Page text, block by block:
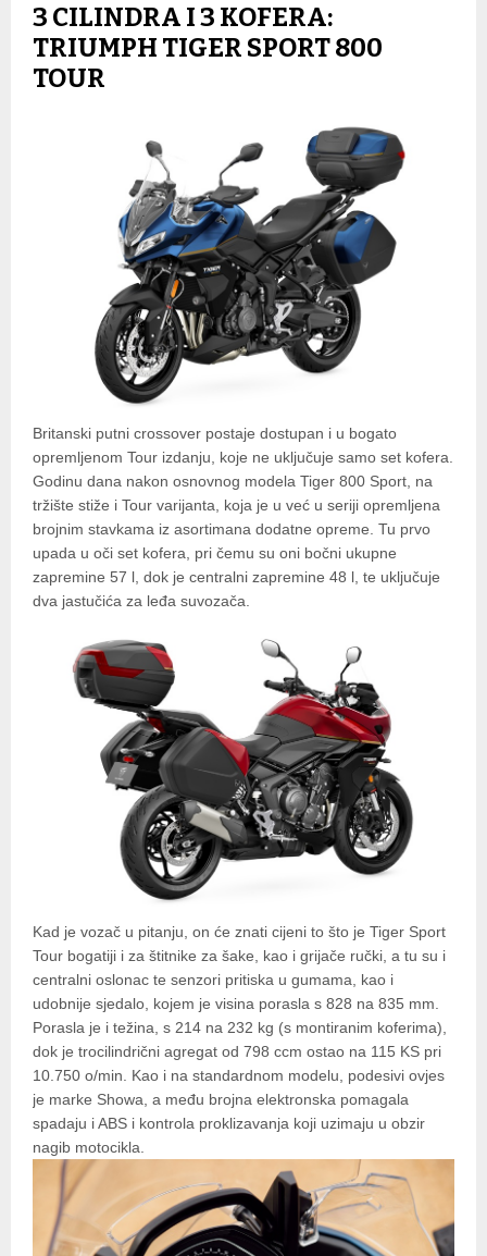
3 CILINDRA I 3 KOFERA:
TRIUMPH TIGER SPORT 800
TOUR
Britanski putni crossover postaje dostupan i u bogato
opremljenom Tour izdanju, koje ne uključuje samo set kofera.
Godinu dana nakon osnovnog modela Tiger 800 Sport, na
tržište stiže i Tour varijanta, koja je u već u seriji opremljena
brojnim stavkama iz asortimana dodatne opreme. Tu prvo
upada u oči set kofera, pri čemu su oni bočni ukupne
zapremine 57 l, dok je centralni zapremine 48 l, te uključuje
dva jastučića za leđa suvozača.
Kad je vozač u pitanju, on će znati cijeni to što je Tiger Sport
Tour bogatiji i za štitnike za šake, kao i grijače ručki, a tu su i
centralni oslonac te senzori pritiska u gumama, kao i
udobnije sjedalo, kojem je visina porasla s 828 na 835 mm.
Porasla je i težina, s 214 na 232 kg (s montiranim koferima),
dok je trocilindrični agregat od 798 ccm ostao na 115 KS pri
10.750 o/min. Kao i na standardnom modelu, podesivi ovjes
je marke Showa, a među brojna elektronska pomagala
spadaju i ABS i kontrola proklizavanja koji uzimaju u obzir
nagib motocikla.